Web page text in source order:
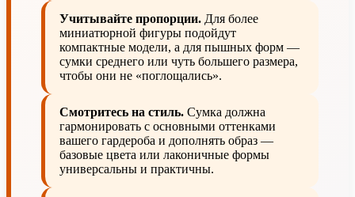
Учитывайте пропорции. Для более
миниатюрной фигуры подойдут
компактные модели, а для пышных форм —
сумки среднего или чуть большего размера,
чтобы они не «поглощались».
Смотритесь на стиль. Сумка должна
гармонировать с основными оттенками
вашего гардероба и дополнять образ —
базовые цвета или лаконичные формы
универсальны и практичны.